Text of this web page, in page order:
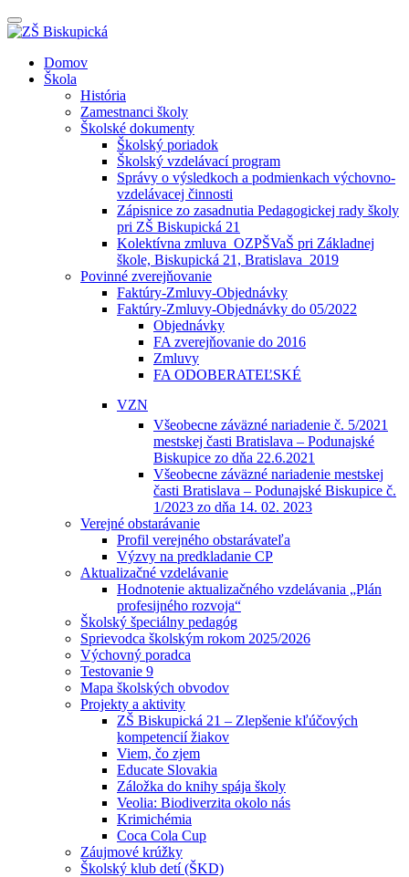
Prepínateľná
navigácia
Prejsť
Domov
Škola
História
Zamestnanci školy
Školské dokumenty
Školský poriadok
Školský vzdelávací program
Správy o výsledkoch a podmienkach výchovno-
vzdelávacej činnosti
Zápisnice zo zasadnutia Pedagogickej rady školy
pri ZŠ Biskupická 21
Kolektívna zmluva_OZPŠVaŠ pri Základnej
škole, Biskupická 21, Bratislava_2019
Povinné zverejňovanie
Faktúry-Zmluvy-Objednávky
Faktúry-Zmluvy-Objednávky do 05/2022
Objednávky
FA zverejňovanie do 2016
Zmluvy
FA ODOBERATEĽSKÉ
VZN
Všeobecne záväzné nariadenie č. 5/2021
mestskej časti Bratislava – Podunajské
Biskupice zo dňa 22.6.2021
Všeobecne záväzné nariadenie mestskej
časti Bratislava – Podunajské Biskupice č.
1/2023 zo dňa 14. 02. 2023
Verejné obstarávanie
Profil verejného obstarávateľa
Výzvy na predkladanie CP
Aktualizačné vzdelávanie
Hodnotenie aktualizačného vzdelávania „Plán
profesijného rozvoja“
Školský špeciálny pedagóg
Sprievodca školským rokom 2025/2026
Výchovný poradca
Testovanie 9
Mapa školských obvodov
Projekty a aktivity
ZŠ Biskupická 21 – Zlepšenie kľúčových
kompetencií žiakov
Viem, čo zjem
Educate Slovakia
Záložka do knihy spája školy
Veolia: Biodiverzita okolo nás
Krimichémia
Coca Cola Cup
Záujmové krúžky
Školský klub detí (ŠKD)